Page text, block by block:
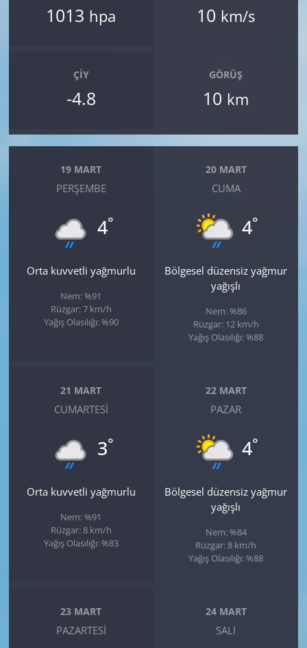
1013 hpa 10 km/s
ÇIY
-4.8
GÖRÜŞ
10 km
19 MART
PERŞEMBE
4°
Orta kuvvetli yağmurlu
Nem: %91
Rüzgar: 7 km/h
Yağış Olasılığı: %90
20 MART
CUMA
4°
Bölgesel düzensiz yağmur
yağışlı
Nem: %86
Rüzgar: 12 km/h
Yağış Olasılığı: %88
21 MART
CUMARTESI
3°
Orta kuvvetli yağmurlu
Nem: %91
Rüzgar: 8 km/h
Yağış Olasılığı: %83
22 MART
PAZAR
4°
Bölgesel düzensiz yağmur
yağışlı
Nem: %84
Rüzgar: 8 km/h
Yağış Olasılığı: %88
23 MART
PAZARTESI
24 MART
SALI